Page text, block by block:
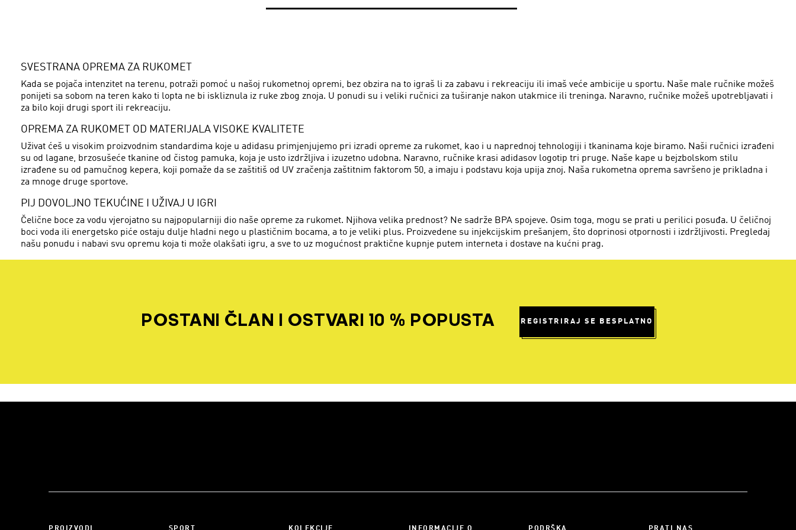
SVESTRANA OPREMA ZA RUKOMET
Kada se pojača intenzitet na terenu, potraži pomoć u našoj rukometnoj opremi, bez obzira na to igraš li za zabavu i rekreaciju ili imaš veće ambicije u sportu. Naše male ručnike možeš
ponijeti sa sobom na teren kako ti lopta ne bi iskliznula iz ruke zbog znoja. U ponudi su i veliki ručnici za tuširanje nakon utakmice ili treninga. Naravno, ručnike možeš upotrebljavati i
za bilo koji drugi sport ili rekreaciju.
OPREMA ZA RUKOMET OD MATERIJALA VISOKE KVALITETE
Uživat ćeš u visokim proizvodnim standardima koje u adidasu primjenjujemo pri izradi opreme za rukomet, kao i u naprednoj tehnologiji i tkaninama koje biramo. Naši ručnici izrađeni
su od lagane, brzosušeće tkanine od čistog pamuka, koja je usto izdržljiva i izuzetno udobna. Naravno, ručnike krasi adidasov logotip tri pruge. Naše kape u bejzbolskom stilu
izrađene su od pamučnog kepera, koji pomaže da se zaštitiš od UV zračenja zaštitnim faktorom 50, a imaju i podstavu koja upija znoj. Naša rukometna oprema savršeno je prikladna i
za mnoge druge sportove.
PIJ DOVOLJNO TEKUĆINE I UŽIVAJ U IGRI
Čelične boce za vodu vjerojatno su najpopularniji dio naše opreme za rukomet. Njihova velika prednost? Ne sadrže BPA spojeve. Osim toga, mogu se prati u perilici posuđa. U čeličnoj
boci voda ili energetsko piće ostaju dulje hladni nego u plastičnim bocama, a to je veliki plus. Proizvedene su injekcijskim prešanjem, što doprinosi otpornosti i izdržljivosti. Pregledaj
našu ponudu i nabavi svu opremu koja ti može olakšati igru, a sve to uz mogućnost praktične kupnje putem interneta i dostave na kućni prag.
POSTANI ČLAN I OSTVARI 10 % POPUSTA REGISTRIRAJ SE BESPLATNO